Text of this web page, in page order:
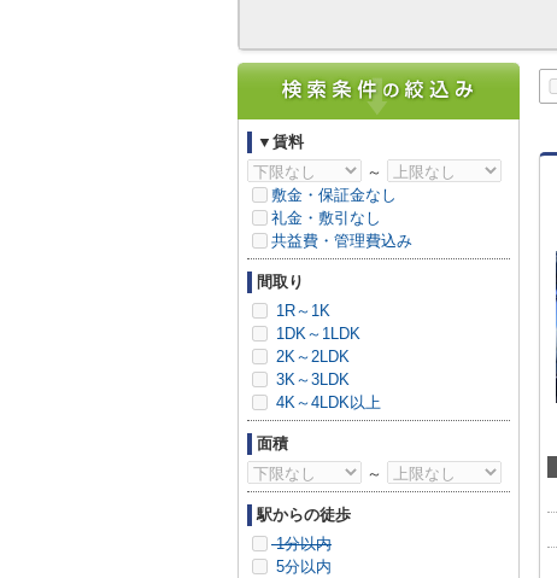
▼賃料
～
敷金・保証金なし
礼金・敷引なし
共益費・管理費込み
間取り
1R～1K
1DK～1LDK
2K～2LDK
3K～3LDK
4K～4LDK以上
面積
～
駅からの徒歩
1分以内
5分以内